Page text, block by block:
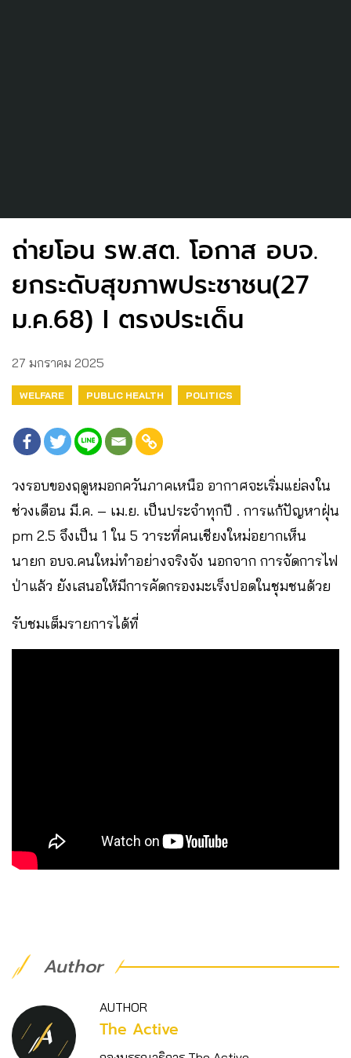
ถ่ายโอน รพ.สต. โอกาส อบจ.
ยกระดับสุขภาพประชาชน(27
ม.ค.68) I ตรงประเด็น
27 มกราคม 2025
WELFARE PUBLIC HEALTH POLITICS
วงรอบของฤดูหมอกควันภาคเหนือ อากาศจะเริ่มแย่ลงใน
ช่วงเดือน มี.ค. – เม.ย. เป็นประจำทุกปี . การแก้ปัญหาฝุ่น
pm 2.5 จึงเป็น 1 ใน 5 วาระที่คนเชียงใหม่อยากเห็น
นายก อบจ.คนใหม่ทำอย่างจริงจัง นอกจาก การจัดการไฟ
ป่าแล้ว ยังเสนอให้มีการคัดกรองมะเร็งปอดในชุมชนด้วย
รับชมเต็มรายการได้ที่
Author
AUTHOR
The Active